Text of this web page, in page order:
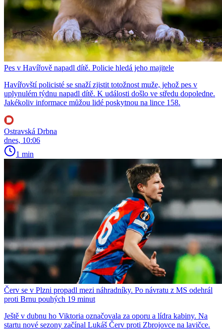
Pes v Havířově napadl dítě. Policie hledá jeho majitele
Havířovští policisté se snaží zjistit totožnost muže, jehož pes v
uplynulém týdnu napadl dítě. K události došlo ve středu dopoledne.
Jakékoliv informace můžou lidé poskytnou na lince 158.
Ostravská Drbna
dnes, 10:06
1 min
Červ se v Plzni propadl mezi náhradníky. Po návratu z MS odehrál
proti Brnu pouhých 19 minut
Ještě v dubnu ho Viktoria označovala za oporu a lídra kabiny. Na
startu nové sezony začínal Lukáš Červ proti Zbrojovce na lavičce.